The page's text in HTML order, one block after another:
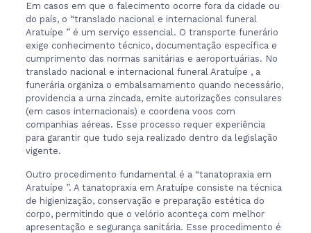
Em casos em que o falecimento ocorre fora da cidade ou
do país, o “translado nacional e internacional funeral
Aratuípe ” é um serviço essencial. O transporte funerário
exige conhecimento técnico, documentação específica e
cumprimento das normas sanitárias e aeroportuárias. No
translado nacional e internacional funeral Aratuípe , a
funerária organiza o embalsamamento quando necessário,
providencia a urna zincada, emite autorizações consulares
(em casos internacionais) e coordena voos com
companhias aéreas. Esse processo requer experiência
para garantir que tudo seja realizado dentro da legislação
vigente.
Outro procedimento fundamental é a “tanatopraxia em
Aratuípe ”. A tanatopraxia em Aratuípe consiste na técnica
de higienização, conservação e preparação estética do
corpo, permitindo que o velório aconteça com melhor
apresentação e segurança sanitária. Esse procedimento é